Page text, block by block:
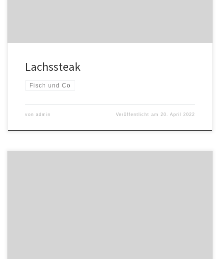
Lachssteak
Fisch und Co
von admin Veröffentlicht am 20. April 2022